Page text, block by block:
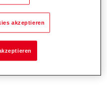
nicht
Dokumente
akzeptieren